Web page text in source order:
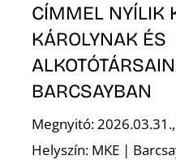
CÍMMEL NYÍLIK
KÁROLYNAK ÉS
BARCSAYBAN
Megnyitó:
Helyszín: MKE |